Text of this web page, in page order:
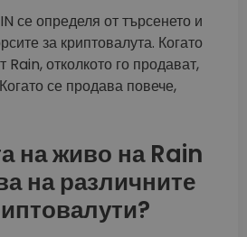
се определя от търсенето и
за криптовалута. Когато
Rain, отколкото го продават,
се продава повече,
на живо на Rain
на различните